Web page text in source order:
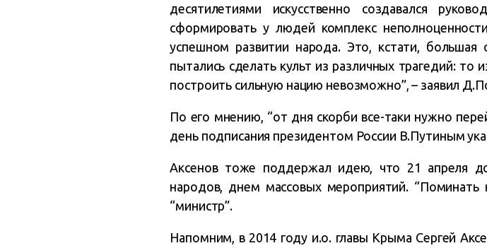
десятилетиями искусственно создавался
сформировать у людей комплекс
успешном развитии народа. Это, кстати, большая
пытались сделать культ из различных трагедий:
построить сильную нацию невозможно”, – заявил
По его мнению, “от дня скорби все-таки нужно
день подписания президентом России В.Путиным
Аксенов тоже поддержал идею, что 21 апреля
народов, днем массовых мероприятий.
“министр”.
Напомним, в 2014 году и.о. главы Крыма Сергей